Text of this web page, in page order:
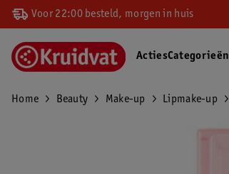
Voor 22:00 besteld, morgen in huis
ActiesCategorieën
Home Beauty Make-up Lipmake-up